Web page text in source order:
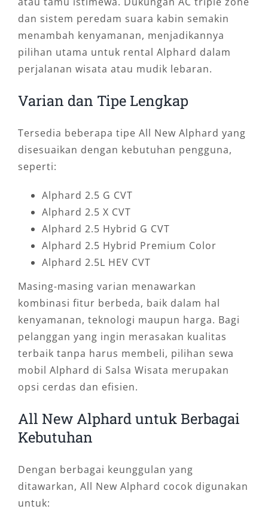
dan sistem peredam suara kabin semakin
menambah kenyamanan, menjadikannya
pilihan utama untuk rental Alphard dalam
perjalanan wisata atau mudik lebaran.
Varian dan Tipe Lengkap
Tersedia beberapa tipe All New Alphard yang
disesuaikan dengan kebutuhan pengguna,
seperti:
Alphard 2.5 G CVT
Alphard 2.5 X CVT
Alphard 2.5 Hybrid G CVT
Alphard 2.5 Hybrid Premium Color
Alphard 2.5L HEV CVT
Masing-masing varian menawarkan
kombinasi fitur berbeda, baik dalam hal
kenyamanan, teknologi maupun harga. Bagi
pelanggan yang ingin merasakan kualitas
terbaik tanpa harus membeli, pilihan sewa
mobil Alphard di Salsa Wisata merupakan
opsi cerdas dan efisien.
All New Alphard untuk Berbagai
Kebutuhan
Dengan berbagai keunggulan yang
ditawarkan, All New Alphard cocok digunakan
untuk: